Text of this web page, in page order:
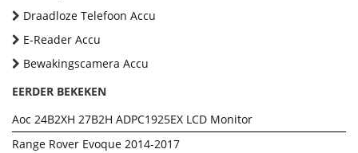
Draadloze Telefoon Accu
E-Reader Accu
Bewakingscamera Accu
EERDER BEKEKEN
Aoc 24B2XH 27B2H ADPC1925EX LCD Monitor
Range Rover Evoque 2014-2017